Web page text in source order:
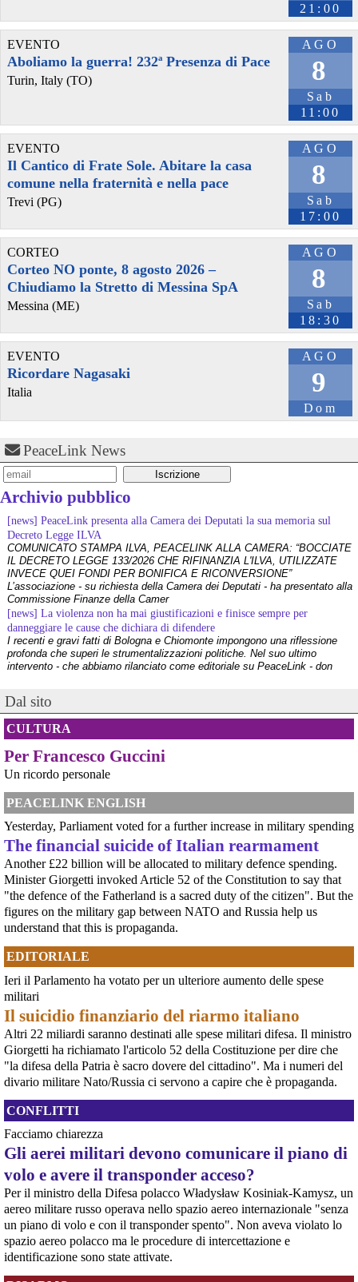
L'Istituto per le Opere di Religione sposa la sostenibilità come
scelta identitaria: un modello di finanza etica che guarda oltre il
profitto #greenplanner #sostenibilità #SustainabilityChangeMaker
greenplanner.it/2026/08/05/dot
@unione - 4/8/2026 12:09
𝐃𝐨𝐦𝐚𝐧𝐢 𝐭𝐨𝐫𝐧𝐢𝐚𝐦𝐨 𝐢𝐧 𝐬𝐢𝐭-𝐢𝐧 𝐝𝐚𝐯𝐚𝐧𝐭𝐢 𝐚𝐥 𝐌𝐢𝐧𝐢𝐬𝐭𝐞𝐫𝐨 𝐝𝐞𝐥𝐥𝐚 𝐂𝐮𝐥𝐭𝐮𝐫𝐚 𝐩𝐞𝐫𝐜𝐡𝐞́
𝐥𝐚 𝐬𝐭𝐨𝐫𝐢𝐚 𝐝𝐢 𝐒𝐚𝐧𝐭𝐚 𝐏𝐚𝐥𝐨𝐦𝐛𝐚 𝐧𝐨𝐧 𝐬𝐢 𝐝𝐢𝐬𝐭𝐫𝐮𝐠𝐠𝐞! 𝐀𝐩𝐩𝐮𝐧𝐭𝐚𝐦𝐞𝐧𝐭𝐨 𝐝𝐚𝐥𝐥𝐞
𝟏𝟐.𝟎𝟎
@unione
1/8/2026 20:24
𝐈𝐋 𝐏𝐀𝐑𝐂𝐎 𝐀𝐑𝐂𝐇𝐄𝐎𝐋𝐎𝐆𝐈𝐂𝐎 𝐄𝐓𝐓𝐎𝐑𝐄 𝐑𝐎𝐍𝐂𝐎𝐍𝐈 𝐄̀ 𝐐𝐔𝐈
𝐈𝐥 𝐯𝐢𝐝𝐞𝐨 𝐝𝐢 𝐢𝐞𝐫𝐢 !
# termovalorizzatore #roma # sostenibilità #rifiuti
@passaportoeticodigitale
1/8/2026 10:00
Consapevolezza Digitale Quotidiana
La responsabilità è collettiva: produttori, consumatori e istituzioni
devono collaborare per rispettare il pianeta, scegliendo meno
profitto per pochi e più equilibrio per tutti.
Non è solo una questione di abitudini individuali: la durata degli
oggetti dipende anche da come vengono progettati, venduti e
regolamentati.
@ambiente @ambiente@diggita.com #responsabilitàcollettiva
#passaportoeticodigitale #sostenibilità #dirittoallariparazione
#indicediriparabilità
@unione - 1/8/2026 6:33
𝐈𝐥 𝐏𝐀𝐑𝐂𝐎 𝐀𝐑𝐂𝐇𝐄𝐎𝐋𝐎𝐆𝐈𝐂𝐎 𝐄𝐓𝐓𝐎𝐑𝐄 𝐑𝐎𝐍𝐂𝐎𝐍𝐈 𝐄̀ 𝐐𝐔𝐈.
#termovalorizzatore #roma #sostenibilità #rifiuti
21:00
AGO
8
Sab
11:00
EVENTO
Aboliamo la guerra! 232ª Presenza di Pace
Turin, Italy (TO)
AGO
8
Sab
17:00
EVENTO
Il Cantico di Frate Sole. Abitare la casa
comune nella fraternità e nella pace
Trevi (PG)
AGO
8
Sab
18:30
CORTEO
Corteo NO ponte, 8 agosto 2026 –
Chiudiamo la Stretto di Messina SpA
Messina (ME)
AGO
9
Dom
EVENTO
Ricordare Nagasaki
Italia
PeaceLink News
Archivio pubblico
[news] PeaceLink presenta alla Camera dei Deputati la sua memoria sul
Decreto Legge ILVA
COMUNICATO STAMPA ILVA, PEACELINK ALLA CAMERA: “BOCCIATE
IL DECRETO LEGGE 133/2026 CHE RIFINANZIA L'ILVA, UTILIZZATE
INVECE QUEI FONDI PER BONIFICA E RICONVERSIONE”
L’associazione - su richiesta della Camera dei Deputati - ha presentato alla
Commissione Finanze della Camer
[news] La violenza non ha mai giustificazioni e finisce sempre per
danneggiare le cause che dichiara di difendere
I recenti e gravi fatti di Bologna e Chiomonte impongono una riflessione
profonda che superi le strumentalizzazioni politiche. Nel suo ultimo
intervento - che abbiamo rilanciato come editoriale su PeaceLink - don
PeaceLink: “Una vittoria storica dei cittadini, ora la salute viene prima”
L’associazione PeaceLink esprime il proprio pieno sostegno e la più sentita
gratitudine al gruppo di cittadini e all'associazione Genitori Tarantini che
[news] Victor Jara, catturato l’ultimo dei suoi aguzzini
Víctor Jara, il cantautore dei poveri che sfidò la dittatura cilena con la sua
chitarra A cinquant'anni dal golpe che insanguinò il Cile, la storia di Víctor
Jara continua a risuonare come un inno alla dignità e alla resistenza. La
sua voce, spezzata dalle mani dei carn
[news] La "Breve storia del pacifismo italiano" è stata arricchita con undici
schede introduttive storico-culturali dei vari periodi, dal primo Novecento a
oggi
Siamo felici di annunciarvi un aggiornamento per la nostra "Breve storia del
pacifismo italiano". Il percorso di ricerca e divulgazione si arricchisce oggi
di un nuovo strumento: abbiamo integrato nel testo undici schede
introduttive, dedicate ciascuna a una specifica periodizzazione s
[news] Ucraina, minacce alla redazione di Babel che ha indagato sulle torture
nel Reggimento Skelya
La giornalista Kateryna Lykhohliad, la direttrice Kateryna Kobernyk e l'intera
redazione di Babel hanno ricevuto gravi minacce dirette a seguito della
pubblicazione dell'inchiesta shock sul 425º Reggimento d'Assalto "Skelya".
https://babel.ua/en/texts/127938-the-skelya-assault-re
[News] Violenza sessuale in Sudan per traumatizzare la popolazione civile: il
rapporto pubblicato oggi dall'ONU
Rapporto ONU documenta l'uso diffuso e brutale della violenza sessuale in
Sudan23 giugno 2026GINEVRA – Un rapporto dell'Ufficio dei Diritti Umani
delle Nazioni Unite pubblicato martedì mette a nudo la brutalità e l'entità
della violenza sessuale legata al confl
[News] Accordo di cooperazione militare fra l'Italia e gli Emirati Arabi
Uniti. Ecco i nomi dei senatori che non hanno citato il genocidio del Sudan,
in cui sono coinvolti gli Emirati Arabi Uniti
E' stato approvato - prima con il voto della Camera e poi con quello del
Senato - l'accordo di cooperazione militare fra l'Italia e gli Emirati Arabi
Uniti, il cui coinvolgimento nel genocidio del Sudan è oggetto di indagine da
parte dell'ONU (vedere appendice).Ciò che emer
[News] Caccia di sesta generazione GCAP, c'è una finestra di opportunità per
fermarlo
Ecco le scadenze e i punti deboli del programma militare GCAPA pochi
giorni da una scadenza cruciale per il programma GCAP (Global Combat Air
Programme), il costosissimo caccia di sesta generazione promosso da
Italia, Regno Unito e Giappone, si apre una finestra di opportunità per il
movimento
[News] Armi nucleari ad Aviano, cosa ha deciso oggi il GIP
Il Giudice per le Indagini Preliminari del Tribunale di Pordenone ha deciso di
Dal sito
CULTURA
Per Francesco Guccini
Un ricordo personale
PEACELINK ENGLISH
Yesterday, Parliament voted for a further increase in military spending
The financial suicide of Italian rearmament
Another £22 billion will be allocated to military defence spending.
Minister Giorgetti invoked Article 52 of the Constitution to say that
"the defence of the Fatherland is a sacred duty of the citizen". But the
figures on the military gap between NATO and Russia help us
understand that this is propaganda.
EDITORIALE
Ieri il Parlamento ha votato per un ulteriore aumento delle spese
militari
Il suicidio finanziario del riarmo italiano
Altri 22 miliardi saranno destinati alle spese militari difesa. Il ministro
Giorgetti ha richiamato l'articolo 52 della Costituzione per dire che
"la difesa della Patria è sacro dovere del cittadino". Ma i numeri del
divario militare Nato/Russia ci servono a capire che è propaganda.
CONFLITTI
Facciamo chiarezza
Gli aerei militari devono comunicare il piano di
volo e avere il transponder acceso?
Per il ministro della Difesa polacco Władysław Kosiniak-Kamysz, un
aereo militare russo operava nello spazio aereo internazionale "senza
un piano di volo e con il transponder spento". Non aveva violato lo
spazio aereo polacco ma le procedure di intercettazione e
identificazione sono state attivate.